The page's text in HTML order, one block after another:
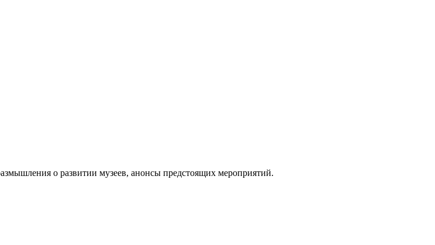
о развитии музеев, анонсы предстоящих мероприятий.